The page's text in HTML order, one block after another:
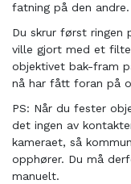
fatning på den andre.
Du skrur først ringen
ville gjort med et
objektivet bak-fram
nå har fått foran på
PS: Når du fester
det ingen av
kameraet, så
opphører. Du må
manuelt.